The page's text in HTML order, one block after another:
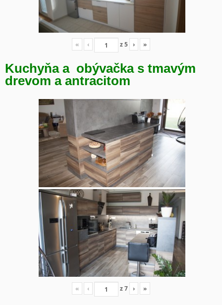
« ‹ z5 › »
Kuchyňa a obývačka s tmavým
drevom a antracitom
« ‹ z7 › »